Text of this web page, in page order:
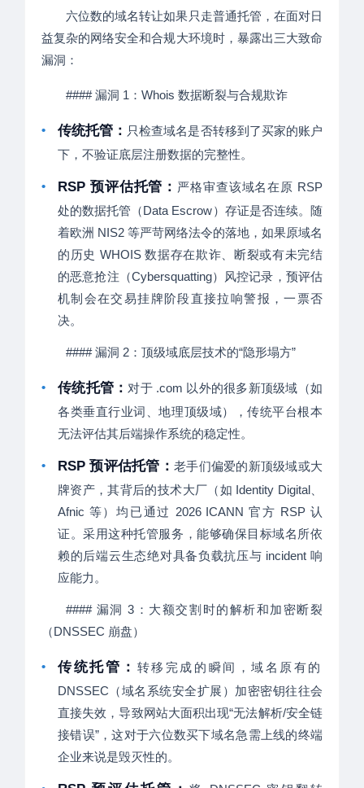
六位数的域名转让如果只走普通托管，在面对日
益复杂的网络安全和合规大环境时，暴露出三大致命
漏洞：
#### 漏洞 1：Whois 数据断裂与合规欺诈
• 传统托管： 只检查域名是否转移到了买家的账户
下，不验证底层注册数据的完整性。
• RSP 预评估托管： 严格审查该域名在原 RSP
处的数据托管（Data Escrow）存证是否连续。随
着欧洲 NIS2 等严苛网络法令的落地，如果原域名
的历史 WHOIS 数据存在欺诈、断裂或有未完结
的恶意抢注（Cybersquatting）风控记录，预评估
机制会在交易挂牌阶段直接拉响警报，一票否
决。
#### 漏洞 2：顶级域底层技术的“隐形塌方”
• 传统托管：对于 .com 以外的很多新顶级域（如
各类垂直行业词、地理顶级域），传统平台根本
无法评估其后端操作系统的稳定性。
• RSP 预评估托管： 老手们偏爱的新顶级域或大
牌资产，其背后的技术大厂（如 Identity Digital、
Afnic 等）均已通过 2026 ICANN 官方 RSP 认
证。采用这种托管服务，能够确保目标域名所依
赖的后端云生态绝对具备负载抗压与 incident 响
应能力。
#### 漏洞 3：大额交割时的解析和加密断裂
（DNSSEC 崩盘）
• 传统托管： 转移完成的瞬间，域名原有的
DNSSEC（域名系统安全扩展）加密密钥往往会
直接失效，导致网站大面积出现“无法解析/安全链
接错误”，这对于六位数买下域名急需上线的终端
企业来说是毁灭性的。